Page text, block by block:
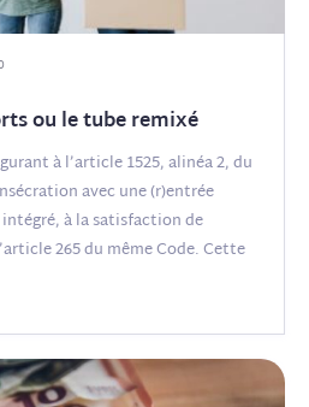
ou le tube remixé
à l’article 1525, alinéa 2, du
avec une (r)entrée
à la satisfaction de
265 du même Code. Cette